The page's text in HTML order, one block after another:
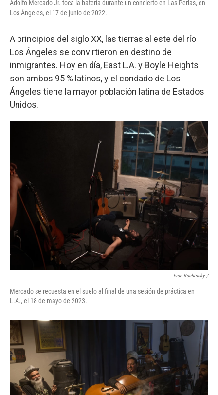
Adolfo Mercado Jr. toca la batería durante un concierto en Las Perlas, en
Los Ángeles, el 17 de junio de 2022.
A principios del siglo XX, las tierras al este del río
Los Ángeles se convirtieron en destino de
inmigrantes. Hoy en día, East L.A. y Boyle Heights
son ambos 95 % latinos, y el condado de Los
Ángeles tiene la mayor población latina de Estados
Unidos.
Ivan Kashinsky /
Mercado se recuesta en el suelo al final de una sesión de práctica en
L.A., el 18 de mayo de 2023.